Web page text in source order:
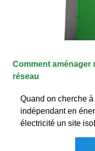
Comment aménager
réseau
Quand on cherche
indépendant en
électricité un site